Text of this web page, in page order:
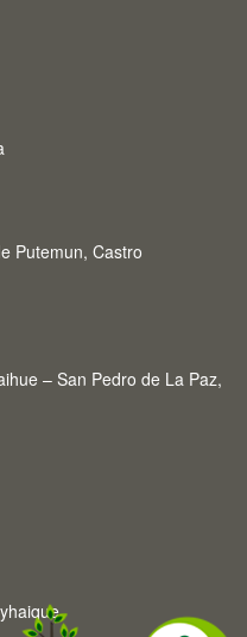
Putemun, Castro
– San Pedro de La Paz,